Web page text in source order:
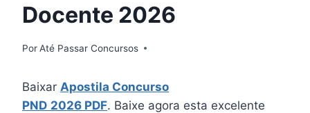
Docente 2026
PorAté Passar Concursos
Baixar Apostila Concurso
PND 2026 PDF. Baixe agora esta excelente